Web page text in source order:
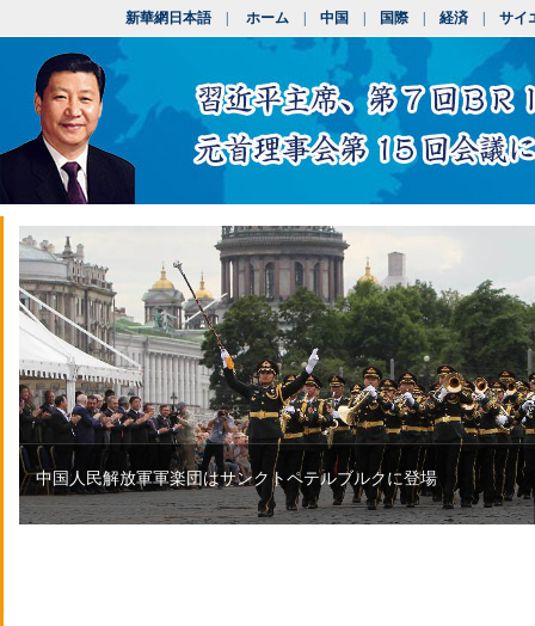
新華網日本語| ホーム| 中国 国際| 経済| サイ
中国人民解放軍軍楽団はサンクトペテルブルクに登場